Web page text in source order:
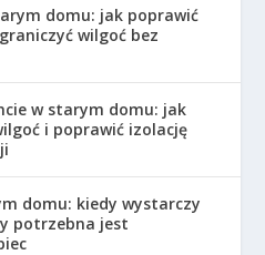
domu: jak poprawić
wilgoć bez
w starym domu: jak
i poprawić izolację
domu: kiedy wystarczy
potrzebna jest